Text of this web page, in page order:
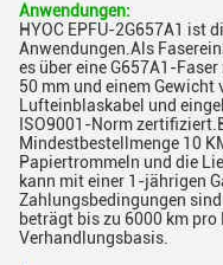
Anwendungen:
HYOC EPFU-2G657A1 ist
Anwendungen.Als
es über eine G657A1-
50 mm und einem
Lufteinblaskabel und
ISO9001-Norm
Mindestbestellmenge 10
Papiertrommeln und die
kann mit einer 1-jährigen
Zahlungsbedingungen
beträgt bis zu 6000 km
Verhandlungsbasis.